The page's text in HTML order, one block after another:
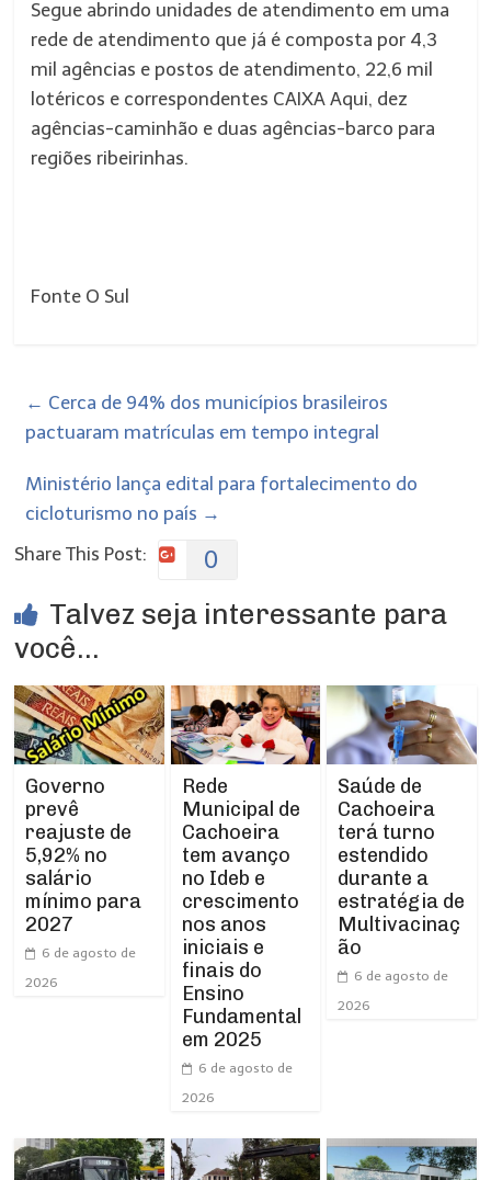
Segue abrindo unidades de atendimento em uma
rede de atendimento que já é composta por 4,3
mil agências e postos de atendimento, 22,6 mil
lotéricos e correspondentes CAIXA Aqui, dez
agências-caminhão e duas agências-barco para
regiões ribeirinhas.
Fonte O Sul
← Cerca de 94% dos municípios brasileiros
pactuaram matrículas em tempo integral
Ministério lança edital para fortalecimento do
cicloturismo no país →
Share This Post:
0
Talvez seja interessante para
você...
Governo
prevê
reajuste de
5,92% no
salário
mínimo para
2027
6 de agosto de
2026
Rede
Municipal de
Cachoeira
tem avanço
no Ideb e
crescimento
nos anos
iniciais e
finais do
Ensino
Fundamental
em 2025
6 de agosto de
2026
Saúde de
Cachoeira
terá turno
estendido
durante a
estratégia de
Multivacinaç
ão
6 de agosto de
2026